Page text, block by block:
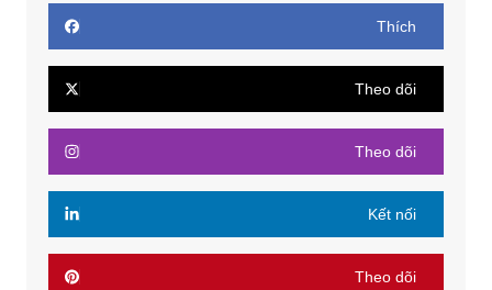
Thích
Theo dõi
Theo dõi
Kết nối
Theo dõi